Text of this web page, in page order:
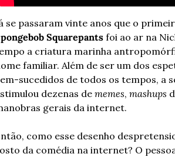
Squarepants foi ao ar na
a criatura marinha
familiar. Além de ser um dos
sucedidos de todos os tempos, a
dezenas de memes, mashups
gerais da internet.
como esse desenho
da comédia na internet? O